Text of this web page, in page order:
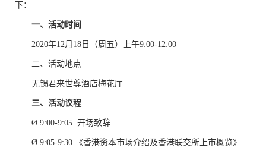
下：
一、活动时间
2020年12月18日（周五）上午9:00-12:00
二、活动地点
无锡君来世尊酒店梅花厅
三、活动议程
Ø 9:00-9:05 开场致辞
Ø 9:05-9:30 《香港资本市场介绍及香港联交所上市概览》